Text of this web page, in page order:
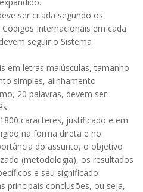
ser citada segundo os
Internacionais em cada
seguir o Sistema
em letras maiúsculas, tamanho
simples, alinhamento
20 palavras, devem ser
caracteres, justificado e em
na forma direta e no
do assunto, o objetivo
(metodologia), os resultados
e seu significado
principais conclusões, ou seja,